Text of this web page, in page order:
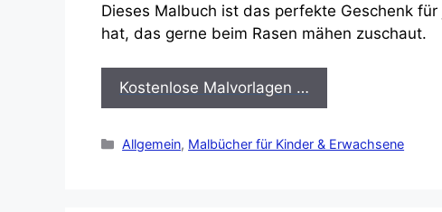
Dieses Malbuch ist das perfekte Geschenk
hat, das gerne beim Rasen mähen zuschaut.
Kostenlose Malvorlagen …
Kategorien
Allgemein, Malbücher für Kinder & Erwachsene